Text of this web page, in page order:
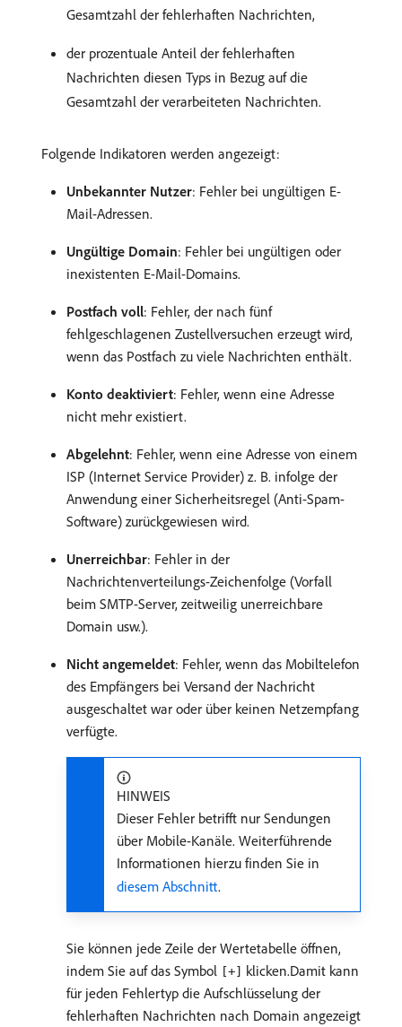
Gesamtzahl der fehlerhaften Nachrichten,
der prozentuale Anteil der fehlerhaften
Nachrichten diesen Typs in Bezug auf die
Gesamtzahl der verarbeiteten Nachrichten.
Folgende Indikatoren werden angezeigt:
Unbekannter Nutzer: Fehler bei ungültigen E-
Mail-Adressen.
Ungültige Domain: Fehler bei ungültigen oder
inexistenten E-Mail-Domains.
Postfach voll: Fehler, der nach fünf
fehlgeschlagenen Zustellversuchen erzeugt wird,
wenn das Postfach zu viele Nachrichten enthält.
Konto deaktiviert: Fehler, wenn eine Adresse
nicht mehr existiert.
Abgelehnt: Fehler, wenn eine Adresse von einem
ISP (Internet Service Provider) z. B. infolge der
Anwendung einer Sicherheitsregel (Anti-Spam-
Software) zurückgewiesen wird.
Unerreichbar: Fehler in der
Nachrichtenverteilungs-Zeichenfolge (Vorfall
beim SMTP-Server, zeitweilig unerreichbare
Domain usw.).
Nicht angemeldet: Fehler, wenn das Mobiltelefon
des Empfängers bei Versand der Nachricht
ausgeschaltet war oder über keinen Netzempfang
verfügte.
HINWEIS
Dieser Fehler betrifft nur Sendungen
über Mobile-Kanäle. Weiterführende
Informationen hierzu finden Sie in
diesem Abschnitt.
Sie können jede Zeile der Wertetabelle öffnen,
indem Sie auf das Symbol [+] klicken.Damit kann
für jeden Fehlertyp die Aufschlüsselung der
fehlerhaften Nachrichten nach Domain angezeigt